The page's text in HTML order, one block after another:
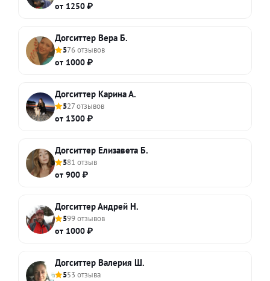
от 1250 ₽
Догситтер Вера Б.
576 отзывов
от 1000 ₽
Догситтер Карина А.
527 отзывов
от 1300 ₽
Догситтер Елизавета Б.
581 отзыв
от 900 ₽
Догситтер Андрей Н.
599 отзывов
от 1000 ₽
Догситтер Валерия Ш.
553 отзыва